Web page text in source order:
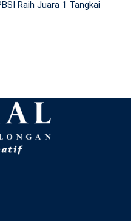
Raih Juara 1 Tangkai